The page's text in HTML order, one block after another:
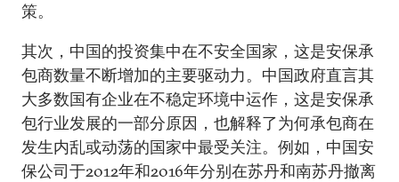
策。
其次，中国的投资集中在不安全国家，这是安保承
包商数量不断增加的主要驱动力。中国政府直言其
大多数国有企业在不稳定环境中运作，这是安保承
包行业发展的一部分原因，也解释了为何承包商在
发生内乱或动荡的国家中最受关注。例如，中国安
保公司于2012年和2016年分别在苏丹和南苏丹撤离